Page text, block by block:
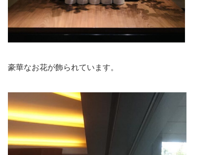
豪華なお花が飾られています。